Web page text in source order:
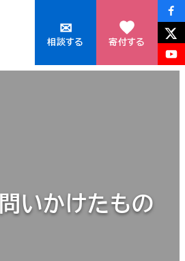
いかけたもの
✉
相談する 寄付する